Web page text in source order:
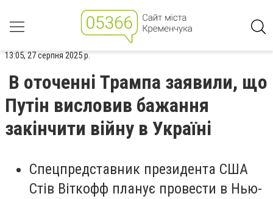
13:05, 27 серпня 2025 р.
В оточенні Трампа заявили, що
Путін висловив бажання
закінчити війну в Україні
Спецпредставник президента США
Стів Віткофф планує провести в Нью-